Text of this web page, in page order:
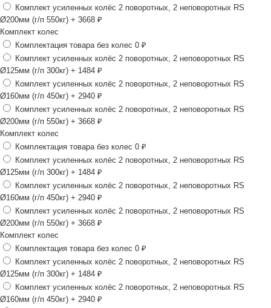
Комплект усиленных колёс 2 поворотных, 2 неповоротных RS
Ø200мм (г/п 550кг) + 3668 ₽
Комплект колес
Комплектация товара без колес 0 ₽
Комплект усиленных колёс 2 поворотных, 2 неповоротных RS
Ø125мм (г/п 300кг) + 1484 ₽
Комплект усиленных колёс 2 поворотных, 2 неповоротных RS
Ø160мм (г/п 450кг) + 2940 ₽
Комплект усиленных колёс 2 поворотных, 2 неповоротных RS
Ø200мм (г/п 550кг) + 3668 ₽
Комплект колес
Комплектация товара без колес 0 ₽
Комплект усиленных колёс 2 поворотных, 2 неповоротных RS
Ø125мм (г/п 300кг) + 1484 ₽
Комплект усиленных колёс 2 поворотных, 2 неповоротных RS
Ø160мм (г/п 450кг) + 2940 ₽
Комплект усиленных колёс 2 поворотных, 2 неповоротных RS
Ø200мм (г/п 550кг) + 3668 ₽
Комплект колес
Комплектация товара без колес 0 ₽
Комплект усиленных колёс 2 поворотных, 2 неповоротных RS
Ø125мм (г/п 300кг) + 1484 ₽
Комплект усиленных колёс 2 поворотных, 2 неповоротных RS
Ø160мм (г/п 450кг) + 2940 ₽